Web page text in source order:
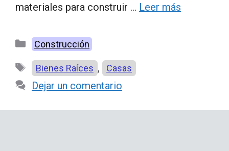
materiales para construir … Leer más
Categorías
Construcción
Etiquetas
Bienes Raíces , Casas
Dejar un comentario